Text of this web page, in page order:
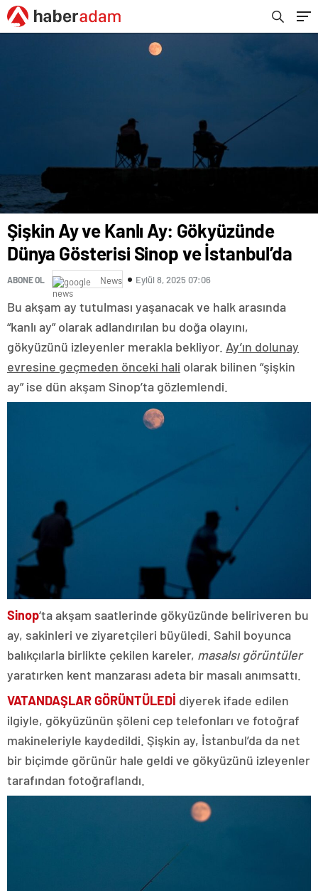
Şişkin Ay ve Kanlı Ay: Gökyüzünde
Dünya Gösterisi Sinop ve İstanbul’da
ABONE OL News Eylül 8, 2025 07:06
Bu akşam ay tutulması yaşanacak ve halk arasında
“kanlı ay” olarak adlandırılan bu doğa olayını,
gökyüzünü izleyenler merakla bekliyor. Ay’ın dolunay
evresine geçmeden önceki hali olarak bilinen “şişkin
ay” ise dün akşam Sinop’ta gözlemlendi.
Sinop‘ta akşam saatlerinde gökyüzünde beliriveren bu
ay, sakinleri ve ziyaretçileri büyüledi. Sahil boyunca
balıkçılarla birlikte çekilen kareler, masalsı görüntüler
yaratırken kent manzarası adeta bir masalı anımsattı.
VATANDAŞLAR GÖRÜNTÜLEDİ diyerek ifade edilen
ilgiyle, gökyüzünün şöleni cep telefonları ve fotoğraf
makineleriyle kaydedildi. Şişkin ay, İstanbul’da da net
bir biçimde görünür hale geldi ve gökyüzünü izleyenler
tarafından fotoğraflandı.